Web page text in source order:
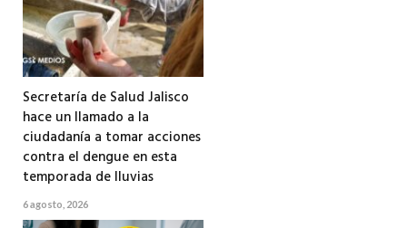
Secretaría de Salud Jalisco
hace un llamado a la
ciudadanía a tomar acciones
contra el dengue en esta
temporada de lluvias
6 agosto, 2026